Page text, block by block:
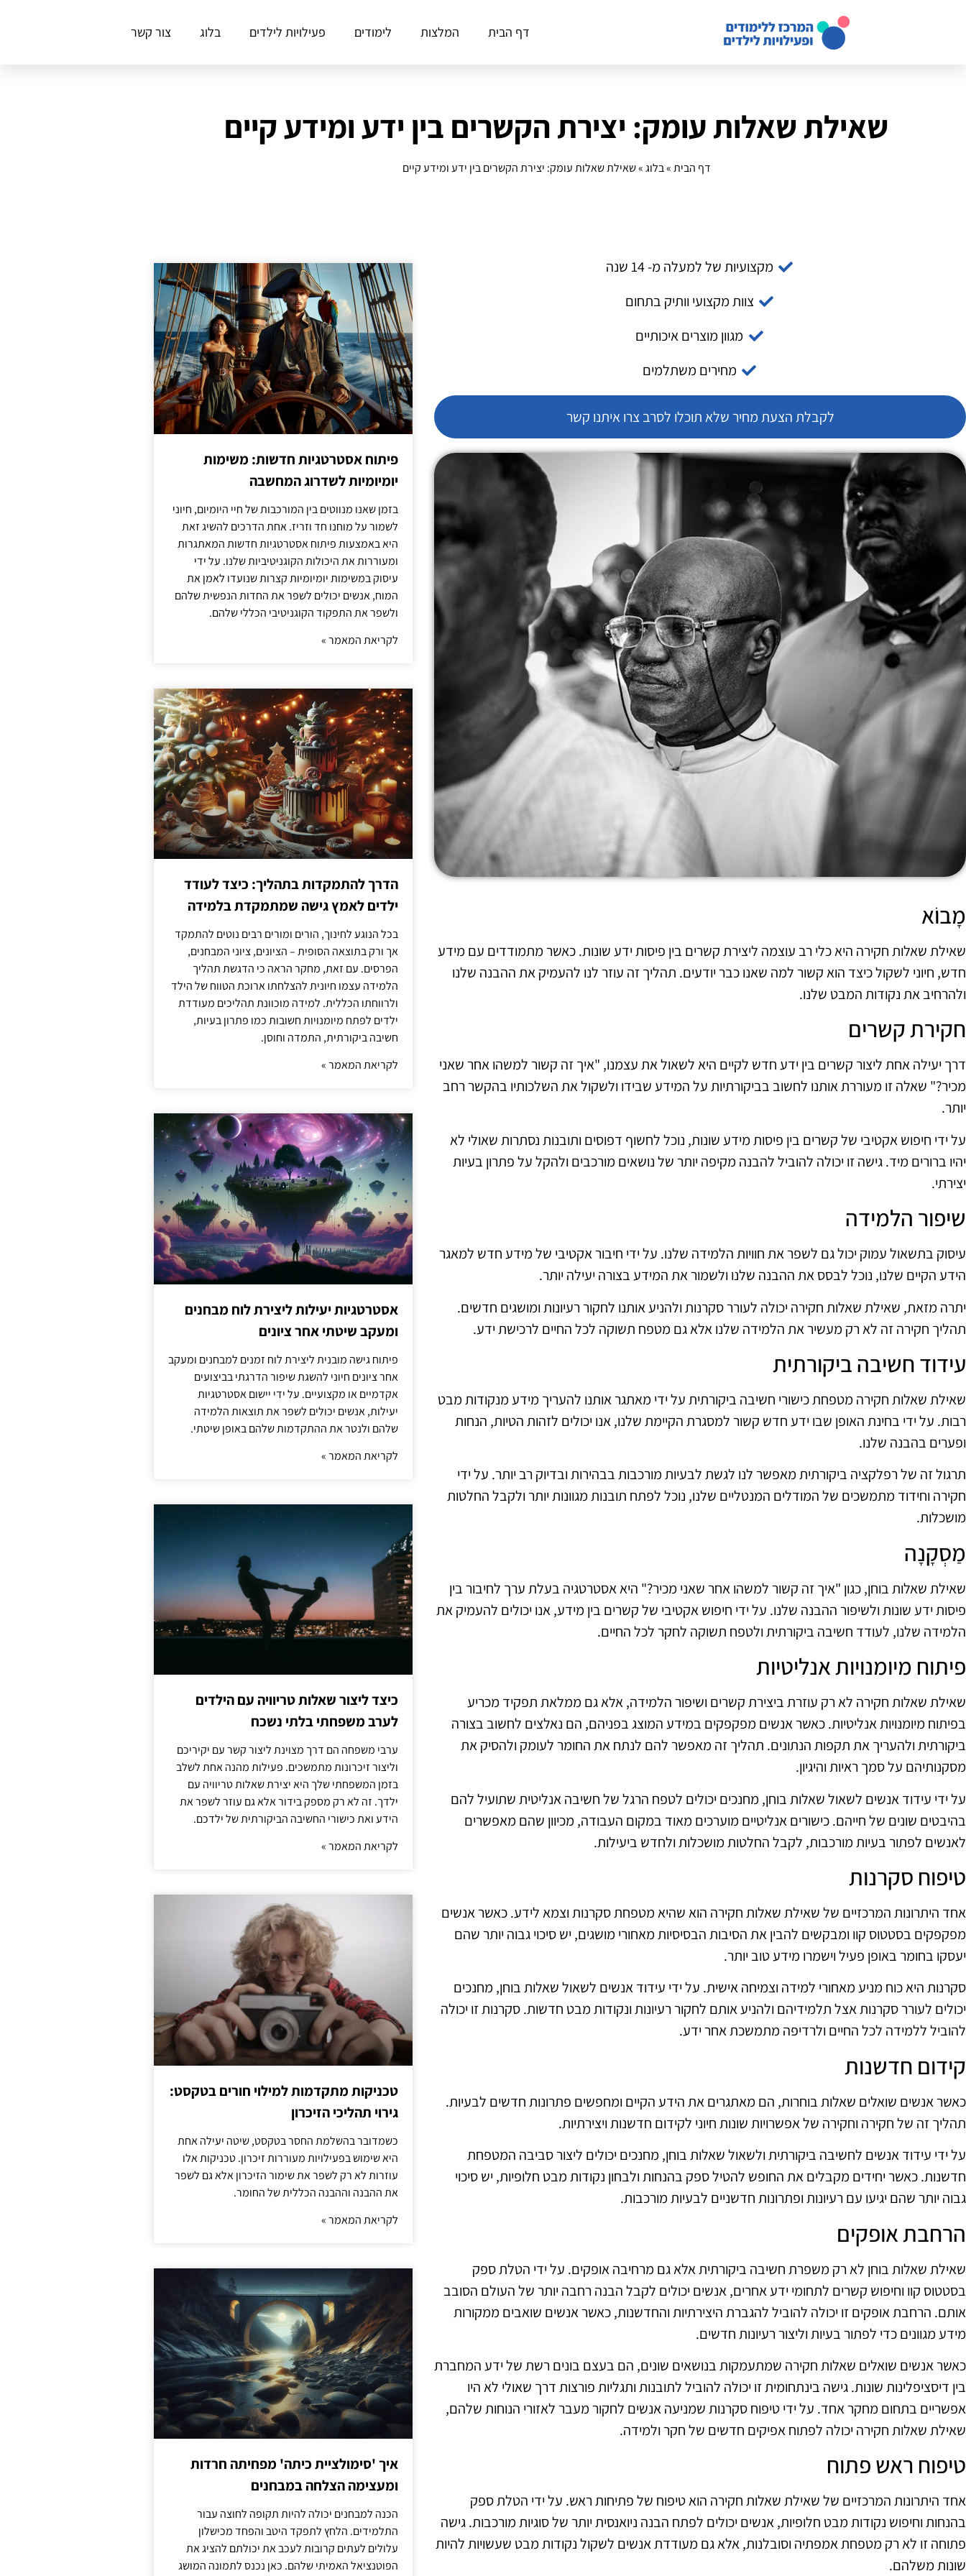
דף הבית המלצות לימודים פעילויות לילדים בלוג צור קשר
שאילת שאלות עומק: יצירת הקשרים בין ידע ומידע קיים
דף הבית»בלוג»שאילת שאלות עומק: יצירת הקשרים בין ידע ומידע קיים
מקצועיות של למעלה מ- 14 שנה
צוות מקצועי וותיק בתחום
מגוון מוצרים איכותיים
מחירים משתלמים
לקבלת הצעת מחיר שלא תוכלו לסרב צרו איתנו קשר
מָבוֹא
שאילת שאלות חקירה היא כלי רב עוצמה ליצירת קשרים בין פיסות ידע שונות. כאשר מתמודדים עם מידע
חדש, חיוני לשקול כיצד הוא קשור למה שאנו כבר יודעים. תהליך זה עוזר לנו להעמיק את ההבנה שלנו
ולהרחיב את נקודות המבט שלנו.
חקירת קשרים
דרך יעילה אחת ליצור קשרים בין ידע חדש לקיים היא לשאול את עצמנו, "איך זה קשור למשהו אחר שאני
מכיר?" שאלה זו מעוררת אותנו לחשוב בביקורתיות על המידע שבידו ולשקול את השלכותיו בהקשר רחב
יותר.
על ידי חיפוש אקטיבי של קשרים בין פיסות מידע שונות, נוכל לחשוף דפוסים ותובנות נסתרות שאולי לא
יהיו ברורים מיד. גישה זו יכולה להוביל להבנה מקיפה יותר של נושאים מורכבים ולהקל על פתרון בעיות
יצירתי.
שיפור הלמידה
עיסוק בתשאול עמוק יכול גם לשפר את חוויות הלמידה שלנו. על ידי חיבור אקטיבי של מידע חדש למאגר
הידע הקיים שלנו, נוכל לבסס את ההבנה שלנו ולשמור את המידע בצורה יעילה יותר.
יתרה מזאת, שאילת שאלות חקירה יכולה לעורר סקרנות ולהניע אותנו לחקור רעיונות ומושגים חדשים.
תהליך חקירה זה לא רק מעשיר את הלמידה שלנו אלא גם מטפח תשוקה לכל החיים לרכישת ידע.
עידוד חשיבה ביקורתית
שאילת שאלות חקירה מטפחת כישורי חשיבה ביקורתית על ידי מאתגר אותנו להעריך מידע מנקודות מבט
רבות. על ידי בחינת האופן שבו ידע חדש קשור למסגרת הקיימת שלנו, אנו יכולים לזהות הטיות, הנחות
ופערים בהבנה שלנו.
תרגול זה של רפלקציה ביקורתית מאפשר לנו לגשת לבעיות מורכבות בבהירות ובדיוק רב יותר. על ידי
חקירה וחידוד מתמשכים של המודלים המנטליים שלנו, נוכל לפתח תובנות מגוונות יותר ולקבל החלטות
מושכלות.
מַסְקָנָה
שאילת שאלות בוחן, כגון "איך זה קשור למשהו אחר שאני מכיר?" היא אסטרטגיה בעלת ערך לחיבור בין
פיסות ידע שונות ולשיפור ההבנה שלנו. על ידי חיפוש אקטיבי של קשרים בין מידע, אנו יכולים להעמיק את
הלמידה שלנו, לעודד חשיבה ביקורתית ולטפח תשוקה לחקר לכל החיים.
פיתוח מיומנויות אנליטיות
שאילת שאלות חקירה לא רק עוזרת ביצירת קשרים ושיפור הלמידה, אלא גם ממלאת תפקיד מכריע
בפיתוח מיומנויות אנליטיות. כאשר אנשים מפקפקים במידע המוצג בפניהם, הם נאלצים לחשוב בצורה
ביקורתית ולהעריך את תקפות הנתונים. תהליך זה מאפשר להם לנתח את החומר לעומק ולהסיק את
מסקנותיהם על סמך ראיות והיגיון.
על ידי עידוד אנשים לשאול שאלות בוחן, מחנכים יכולים לטפח הרגל של חשיבה אנליטית שתועיל להם
בהיבטים שונים של חייהם. כישורים אנליטיים מוערכים מאוד במקום העבודה, מכיוון שהם מאפשרים
לאנשים לפתור בעיות מורכבות, לקבל החלטות מושכלות ולחדש ביעילות.
טיפוח סקרנות
אחד היתרונות המרכזיים של שאילת שאלות חקירה הוא שהיא מטפחת סקרנות וצמא לידע. כאשר אנשים
מפקפקים בסטטוס קוו ומבקשים להבין את הסיבות הבסיסיות מאחורי מושגים, יש סיכוי גבוה יותר שהם
יעסקו בחומר באופן פעיל וישמרו מידע טוב יותר.
סקרנות היא כוח מניע מאחורי למידה וצמיחה אישית. על ידי עידוד אנשים לשאול שאלות בוחן, מחנכים
יכולים לעורר סקרנות אצל תלמידיהם ולהניע אותם לחקור רעיונות ונקודות מבט חדשות. סקרנות זו יכולה
להוביל ללמידה לכל החיים ולרדיפה מתמשכת אחר ידע.
קידום חדשנות
כאשר אנשים שואלים שאלות בוחרות, הם מאתגרים את הידע הקיים ומחפשים פתרונות חדשים לבעיות.
תהליך זה של חקירה וחקירה של אפשרויות שונות חיוני לקידום חדשנות ויצירתיות.
על ידי עידוד אנשים לחשיבה ביקורתית ולשאול שאלות בוחן, מחנכים יכולים ליצור סביבה המטפחת
חדשנות. כאשר יחידים מקבלים את החופש להטיל ספק בהנחות ולבחון נקודות מבט חלופיות, יש סיכוי
גבוה יותר שהם יגיעו עם רעיונות ופתרונות חדשניים לבעיות מורכבות.
הרחבת אופקים
שאילת שאלות בוחן לא רק משפרת חשיבה ביקורתית אלא גם מרחיבה אופקים. על ידי הטלת ספק
בסטטוס קוו וחיפוש קשרים לתחומי ידע אחרים, אנשים יכולים לקבל הבנה רחבה יותר של העולם הסובב
אותם. הרחבת אופקים זו יכולה להוביל להגברת היצירתיות והחדשנות, כאשר אנשים שואבים ממקורות
מידע מגוונים כדי לפתור בעיות וליצור רעיונות חדשים.
כאשר אנשים שואלים שאלות חקירה שמתעמקות בנושאים שונים, הם בעצם בונים רשת של ידע המחברת
בין דיסציפלינות שונות. גישה בינתחומית זו יכולה להוביל לתובנות ותגליות פורצות דרך שאולי לא היו
אפשריים בתחום מחקר אחד. על ידי טיפוח סקרנות שמניעה אנשים לחקור מעבר לאזורי הנוחות שלהם,
שאילת שאלות חקירה יכולה לפתוח אפיקים חדשים של חקר ולמידה.
טיפוח ראש פתוח
אחד היתרונות המרכזיים של שאילת שאלות חקירה הוא טיפוח של פתיחות ראש. על ידי הטלת ספק
בהנחות וחיפוש נקודות מבט חלופיות, אנשים יכולים לפתח הבנה ניואנסית יותר של סוגיות מורכבות. גישה
פתוחה זו לא רק מטפחת אמפתיה וסובלנות, אלא גם מעודדת אנשים לשקול נקודות מבט שעשויות להיות
שונות משלהם.
פיתוח אסטרטגיות חדשות: משימות
יומיומיות לשדרוג המחשבה
בזמן שאנו מנווטים בין המורכבות של חיי היומיום, חיוני
לשמור על מוחנו חד וזריז. אחת הדרכים להשיג זאת
היא באמצעות פיתוח אסטרטגיות חדשות המאתגרות
ומעוררות את היכולות הקוגניטיביות שלנו. על ידי
עיסוק במשימות יומיומיות קצרות שנועדו לאמן את
המוח, אנשים יכולים לשפר את החדות הנפשית שלהם
ולשפר את התפקוד הקוגניטיבי הכללי שלהם.
לקריאת המאמר »
הדרך להתמקדות בתהליך: כיצד לעודד
ילדים לאמץ גישה שמתמקדת בלמידה
בכל הנוגע לחינוך, הורים ומורים רבים נוטים להתמקד
אך ורק בתוצאה הסופית – הציונים, ציוני המבחנים,
הפרסים. עם זאת, מחקר הראה כי הדגשת תהליך
הלמידה עצמו חיונית להצלחתו ארוכת הטווח של הילד
ולרווחתו הכללית. למידה מוכוונת תהליכים מעודדת
ילדים לפתח מיומנויות חשובות כמו פתרון בעיות,
חשיבה ביקורתית, התמדה וחוסן.
לקריאת המאמר »
אסטרטגיות יעילות ליצירת לוח מבחנים
ומעקב שיטתי אחר ציונים
פיתוח גישה מובנית ליצירת לוח זמנים למבחנים ומעקב
אחר ציונים חיוני להשגת שיפור הדרגתי בביצועים
אקדמיים או מקצועיים. על ידי יישום אסטרטגיות
יעילות, אנשים יכולים לשפר את תוצאות הלמידה
שלהם ולנטר את ההתקדמות שלהם באופן שיטתי.
לקריאת המאמר »
כיצד ליצור שאלות טריוויה עם הילדים
לערב משפחתי בלתי נשכח
ערבי משפחה הם דרך מצוינת ליצור קשר עם יקיריכם
וליצור זיכרונות מתמשכים. פעילות מהנה אחת לשלב
בזמן המשפחתי שלך היא יצירת שאלות טריוויה עם
ילדך. זה לא רק מספק בידור אלא גם עוזר לשפר את
הידע ואת כישורי החשיבה הביקורתית של ילדכם.
לקריאת המאמר »
טכניקות מתקדמות למילוי חורים בטקסט:
גירוי תהליכי הזיכרון
כשמדובר בהשלמת החסר בטקסט, שיטה יעילה אחת
היא שימוש בפעילויות מעוררות זיכרון. טכניקות אלו
עוזרות לא רק לשפר את שימור הזיכרון אלא גם לשפר
את ההבנה וההבנה הכללית של החומר.
לקריאת המאמר »
איך 'סימולציית כיתה' מפחיתה חרדות
ומעצימה הצלחה במבחנים
הכנה למבחנים יכולה להיות תקופה לחוצה עבור
התלמידים. הלחץ לתפקד היטב והפחד מכישלון
עלולים לעתים קרובות לעכב את יכולתם להציג את
הפוטנציאל האמיתי שלהם. כאן נכנס לתמונה המושג